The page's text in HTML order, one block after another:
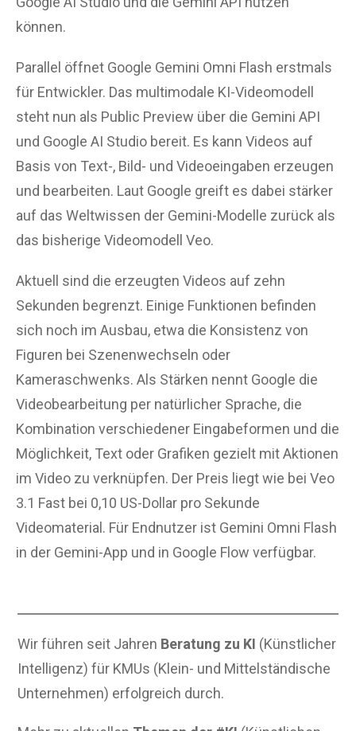
können.
Parallel öffnet Google Gemini Omni Flash erstmals
für Entwickler. Das multimodale KI-Videomodell
steht nun als Public Preview über die Gemini API
und Google AI Studio bereit. Es kann Videos auf
Basis von Text-, Bild- und Videoeingaben erzeugen
und bearbeiten. Laut Google greift es dabei stärker
auf das Weltwissen der Gemini-Modelle zurück als
das bisherige Videomodell Veo.
Aktuell sind die erzeugten Videos auf zehn
Sekunden begrenzt. Einige Funktionen befinden
sich noch im Ausbau, etwa die Konsistenz von
Figuren bei Szenenwechseln oder
Kameraschwenks. Als Stärken nennt Google die
Videobearbeitung per natürlicher Sprache, die
Kombination verschiedener Eingabeformen und die
Möglichkeit, Text oder Grafiken gezielt mit Aktionen
im Video zu verknüpfen. Der Preis liegt wie bei Veo
3.1 Fast bei 0,10 US-Dollar pro Sekunde
Videomaterial. Für Endnutzer ist Gemini Omni Flash
in der Gemini-App und in Google Flow verfügbar.
Wir führen seit Jahren Beratung zu KI (Künstlicher
Intelligenz) für KMUs (Klein- und Mittelständische
Unternehmen) erfolgreich durch.